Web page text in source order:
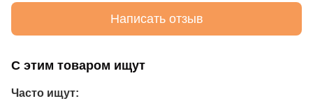
Написать отзыв
С этим товаром ищут
Часто ищут: